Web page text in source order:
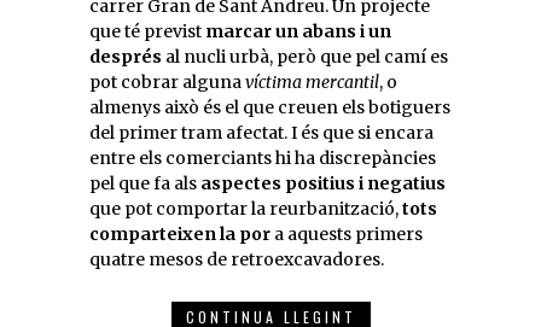
carrer Gran de Sant Andreu. Un projecte
que té previst marcar un abans i un
després al nucli urbà, però que pel camí es
pot cobrar algunavíctima mercantil, o
almenys això és el que creuen els botiguers
del primer tram afectat. I és que si encara
entre els comerciants hi ha discrepàncies
pel que fa als aspectes positius i negatius
que pot comportar la reurbanització,tots
comparteixen la por a aquests primers
quatre mesos de retroexcavadores.
CONTINUA LLEGINT